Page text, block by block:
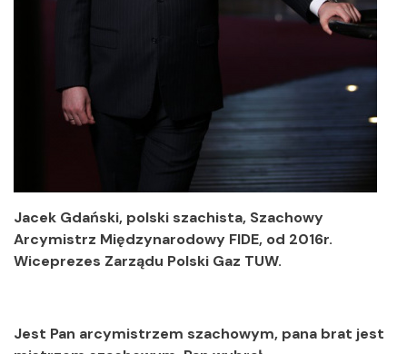
Jacek Gdański, polski szachista, Szachowy
Arcymistrz Międzynarodowy FIDE, od 2016r.
Wiceprezes Zarządu Polski Gaz TUW.
Jest Pan arcymistrzem szachowym, pana brat jest